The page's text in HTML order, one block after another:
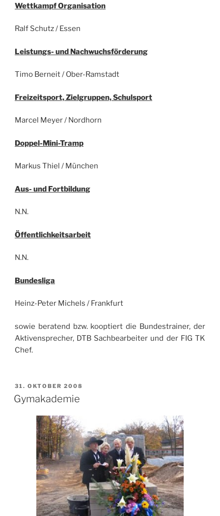
Wettkampf Organisation
Ralf Schutz / Essen
Leistungs- und Nachwuchsförderung
Timo Berneit / Ober-Ramstadt
Freizeitsport, Zielgruppen, Schulsport
Marcel Meyer / Nordhorn
Doppel-Mini-Tramp
Markus Thiel / München
Aus- und Fortbildung
N.N.
Öffentlichkeitsarbeit
N.N.
Bundesliga
Heinz-Peter Michels / Frankfurt
sowie beratend bzw. kooptiert die Bundestrainer, der
Aktivensprecher, DTB Sachbearbeiter und der FIG TK
Chef.
VERÖFFENTLICHT
AM
31. OKTOBER 2008
Gymakademie